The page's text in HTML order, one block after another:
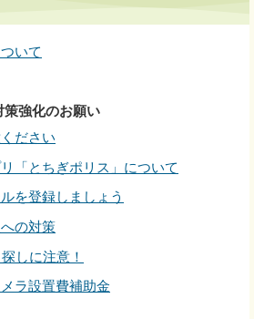
いて
策強化のお願い
ださい
「とちぎポリス」について
を登録しましょう
の対策
しに注意！
ラ設置費補助金